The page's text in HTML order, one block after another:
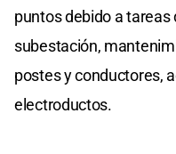
puntos debido a
subestación,
postes y conductores,
electroductos.